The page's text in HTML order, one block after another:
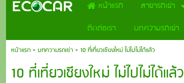
หน้าแรก สาขารถเช่า
ติดต่อเรา
บทความรถเช่า
หน้าแรก> บทความรถเช่า > 10 ที่เที่ยวเชียงใหม่ ไม่ไปไม่ได้แล้ว
10 ที่เที่ยวเชียงใหม่ ไม่ไปไม่ได้แล้ว